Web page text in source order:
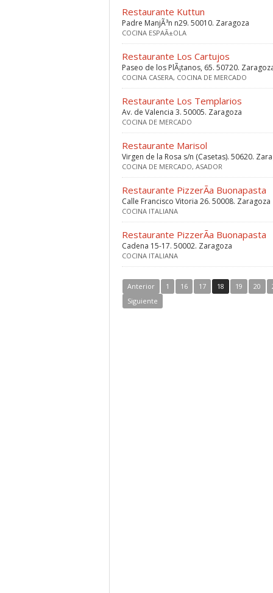
Restaurante Kuttun
Padre ManjÃ³n n29. 50010. Zaragoza
COCINA ESPAÃ±OLA
Restaurante Los Cartujos
Paseo de los PlÃ¡tanos, 65. 50720.
COCINA CASERA, COCINA DE MERCADO
Restaurante Los Templarios
Av. de Valencia 3. 50005. Zaragoza
COCINA DE MERCADO
Restaurante Marisol
Virgen de la Rosa s/n (Casetas). 50620.
COCINA DE MERCADO, ASADOR
Restaurante PizzerÃ­a Buonapasta
Calle Francisco Vitoria 26. 50008. Zaragoza
COCINA ITALIANA
Restaurante PizzerÃ­a Buonapasta
Cadena 15-17. 50002. Zaragoza
COCINA ITALIANA
Anterior 1 16 17 18 19 20
Siguiente